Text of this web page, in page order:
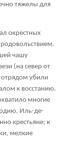
тяжелы для
окрестных
чашу
(на север от
отрядом убили
к восстанию.
многие
Иль-де-
крестьяне; к
мелкие